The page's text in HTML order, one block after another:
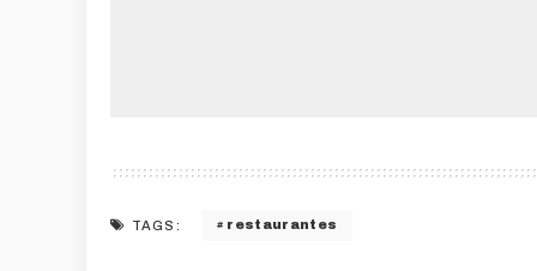
TAGS: restaurantes